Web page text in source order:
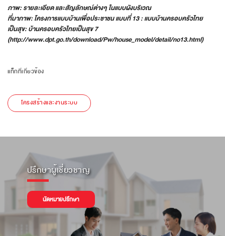
ภาพ: รายละเอียด และสัญลักษณ์ต่างๆ ในแบบผังบริเวณ
ที่มาภาพ: โครงการแบบบ้านเพื่อประชาชน แบบที่ 13 : แบบบ้านครอบครัวไทย
เป็นสุข: บ้านครอบครัวไทยเป็นสุข 7
(http://www.dpt.go.th/download/Pw/house_model/detail/no13.html)
แท็กที่เกี่ยวข้อง
โครงสร้างและงานระบบ
ปรึกษาผู้เชี่ยวชาญ
นัดหมายปรึกษา